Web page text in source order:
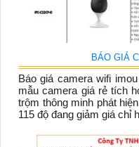
BÁO GIÁ
Báo giá camera wifi
mẫu camera giá rẻ tích
trộm thông minh phát
115 độ đang giảm giá chỉ